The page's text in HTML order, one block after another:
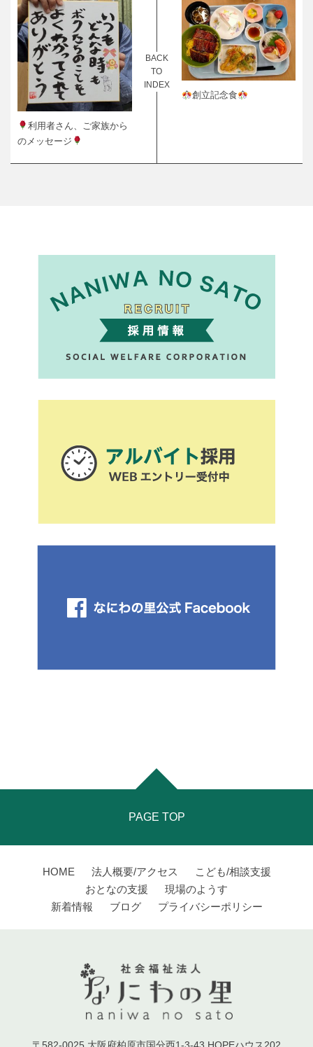
利用者さん、ご家族から
のメッセージ
BACK
TO
INDEX
創立記念食
PAGE TOP
HOME 法人概要/アクセス
こども/相談支援
おとなの支援
現場のようす
新着情報
ブログ プライバシーポリシー